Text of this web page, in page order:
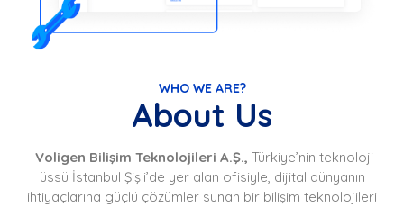
WHO WE ARE?
About Us
Voligen Bilişim Teknolojileri A.Ş., Türkiye’nin teknoloji
üssü İstanbul Şişli’de yer alan ofisiyle, dijital dünyanın
ihtiyaçlarına güçlü çözümler sunan bir bilişim teknolojileri